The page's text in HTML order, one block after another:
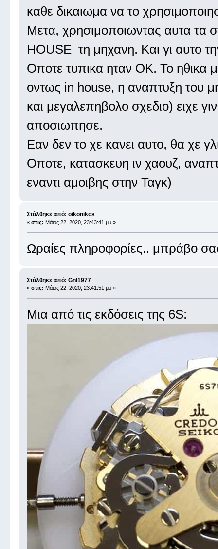
καθε δικαιωμα να το
Μετα, χρησιμοποιωντας αυτα
HOUSE τη μηχανη. Και γι αυτο
Οποτε τυπικα ηταν ΟΚ. Το ηθικα
οντως in house, η αναπτυξη του
και μεγαλεπηβολο σχεδιο) ειχε
αποσιωπησε.
Εαν δεν το χε κανει αυτο, θα χε
Οποτε, κατασκευη ιν χαουζ,
εναντι αμοιβης στην Ταγκ)
Στάλθηκε από: oikonikos
« στις: Μάιος 22, 2020, 23:43:41 μμ »
Ωραίες πληροφορίες.. μπράβο
Στάλθηκε από: Gnl1977
« στις: Μάιος 22, 2020, 23:41:51 μμ »
Μια από τις εκδόσεις της 6S: